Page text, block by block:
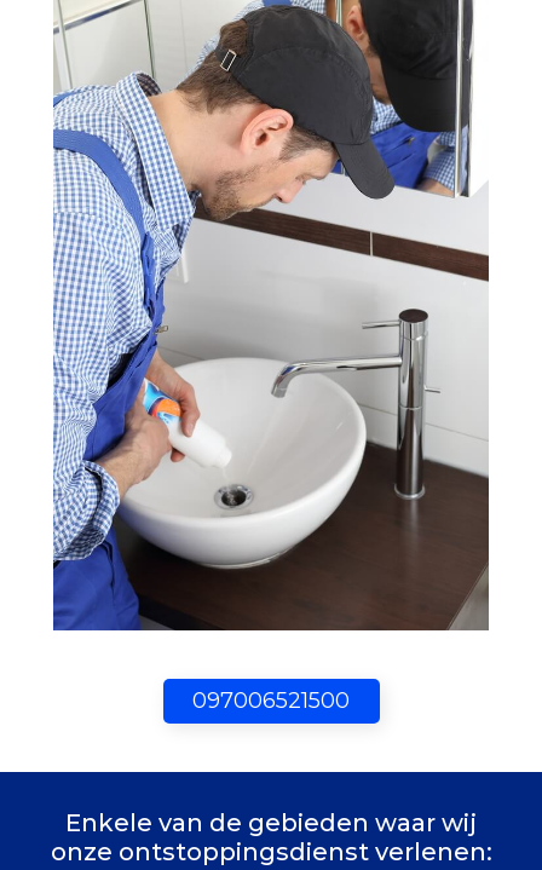
097006521500
Enkele van de gebieden waar wij
onze ontstoppingsdienst verlenen: